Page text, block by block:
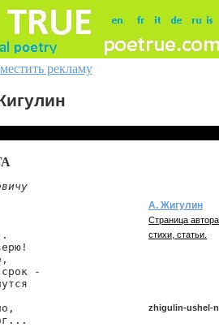
рекламу
срок -
А. Жигулин
Страница
стихи, статьи.
zhigulin-ushel-